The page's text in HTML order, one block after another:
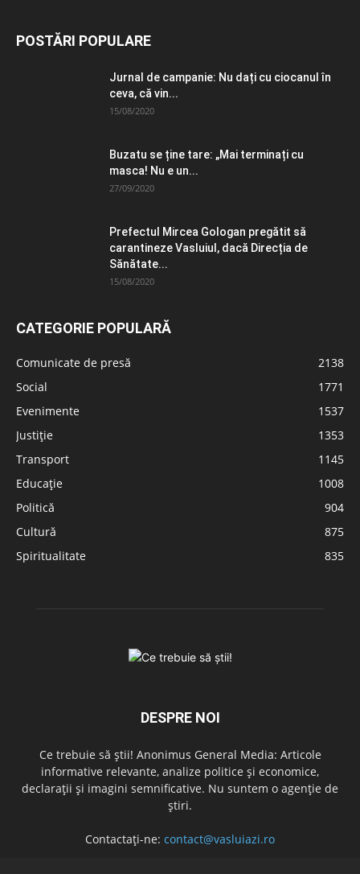
POSTĂRI POPULARE
Jurnal de campanie: Nu dați cu ciocanul în
ceva, că vin...
15/08/2020
Buzatu se ține tare: „Mai terminați cu
masca! Nu e un...
27/09/2020
Prefectul Mircea Gologan pregătit să
carantineze Vasluiul, dacă Direcția de
Sănătate...
15/08/2020
CATEGORIE POPULARĂ
Comunicate de presă
2138
Social
1771
Evenimente
1537
Justiție
1353
Transport
1145
Educație
1008
Politică
904
Cultură
875
Spiritualitate
835
DESPRE NOI
Ce trebuie să știi! Anonimus General Media: Articole
informative relevante, analize politice și economice,
declarații și imagini semnificative. Nu suntem o agenție de
știri.
Contactați-ne: contact@vasluiazi.ro